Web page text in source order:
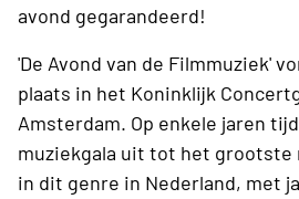
avond gegarandeerd!
'De Avond van de Filmmuziek'
plaats in het Koninklijk
Amsterdam. Op enkele jaren
muziekgala uit tot het grootste
in dit genre in Nederland, met